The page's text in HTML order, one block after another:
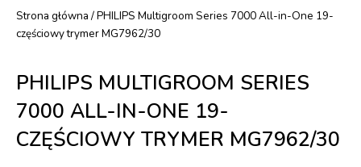
Strona główna / PHILIPS Multigroom Series 7000 All-in-One 19-
częściowy trymer MG7962/30
PHILIPS MULTIGROOM SERIES
7000 ALL-IN-ONE 19-
CZĘŚCIOWY TRYMER MG7962/30